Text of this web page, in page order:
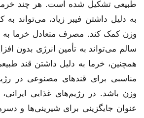
طبیعی تشکیل شده است. هر چند خرما
به دلیل داشتن فیبر زیاد، می‌تواند
وزن کمک کند. مصرف متعادل خرما به
سالم می‌تواند به تأمین انرژی بدون
همچنین، خرما به دلیل داشتن قند
مناسبی برای قندهای مصنوعی در
وزن باشد. در رژیم‌های غذایی
عنوان جایگزینی برای شیرینی‌ها و